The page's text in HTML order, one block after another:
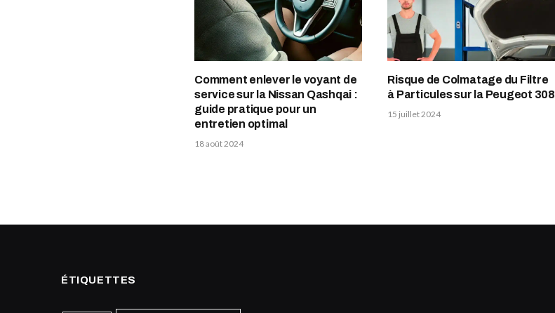
Comment enlever le voyant de
service sur la Nissan Qashqai :
guide pratique pour un
entretien optimal
18 août 2024
Risque de Colmatage du Filtre
à Particules sur la Peugeot 308
15 juillet 2024
ÉTIQUETTES